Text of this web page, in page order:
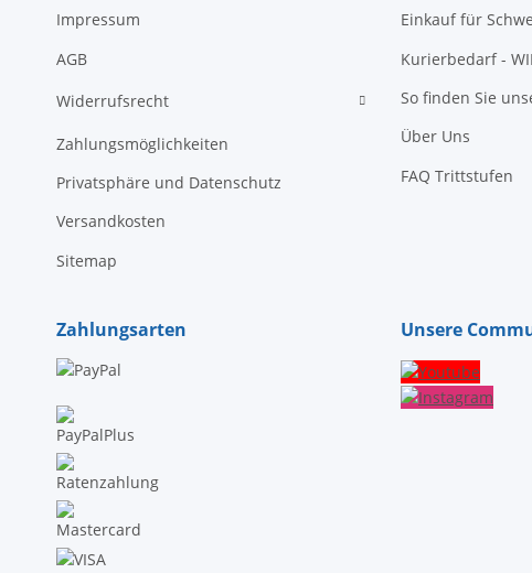
Impressum
AGB
Widerrufsrecht
Zahlungsmöglichkeiten
Privatsphäre und Datenschutz
Versandkosten
Sitemap
Einkauf für
Kurierbedarf -
So finden Sie
Über Uns
FAQ Trittstufen
Zahlungsarten Unsere